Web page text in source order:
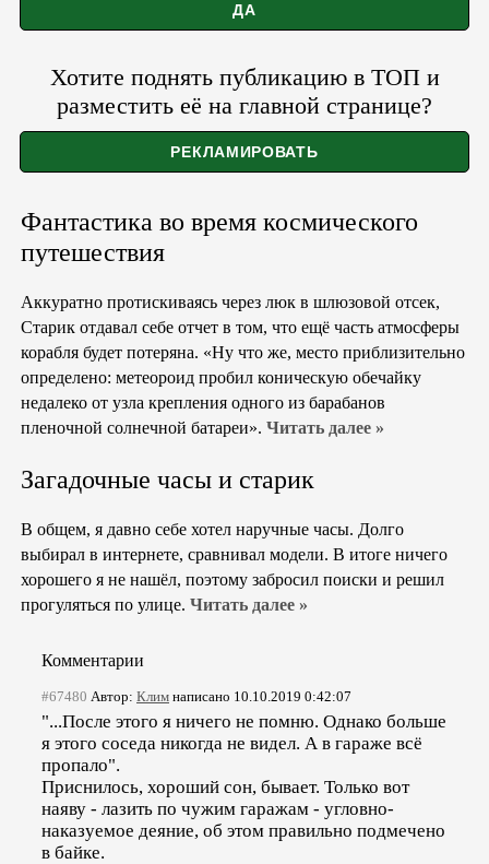
Хотите поднять публикацию в ТОП и
разместить её на главной странице?
Фантастика во время космического
путешествия
Аккуратно протискиваясь через люк в шлюзовой отсек,
Старик отдавал себе отчет в том, что ещё часть атмосферы
корабля будет потеряна. «Ну что же, место приблизительно
определено: метеороид пробил коническую обечайку
недалеко от узла крепления одного из барабанов
пленочной солнечной батареи». Читать далее »
Загадочные часы и старик
В общем, я давно себе хотел наручные часы. Долго
выбирал в интернете, сравнивал модели. В итоге ничего
хорошего я не нашёл, поэтому забросил поиски и решил
прогуляться по улице. Читать далее »
Комментарии
#67480 Автор: Клим написано 10.10.2019 0:42:07
"...После этого я ничего не помню. Однако больше
я этого соседа никогда не видел. А в гараже всё
пропало".
Приснилось, хороший сон, бывает. Только вот
наяву - лазить по чужим гаражам - угловно-
наказуемое деяние, об этом правильно подмечено
в байке.